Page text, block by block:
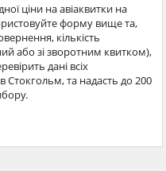
ціни на авіаквитки на
форму вище та,
кількість
або зі зворотним квитком),
дані всіх
Стокгольм, та надасть до 200